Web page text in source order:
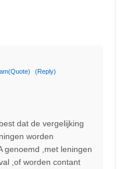
(Quote) (Reply)
dat de vergelijking
worden
genoemd ,met leningen
,of worden contant